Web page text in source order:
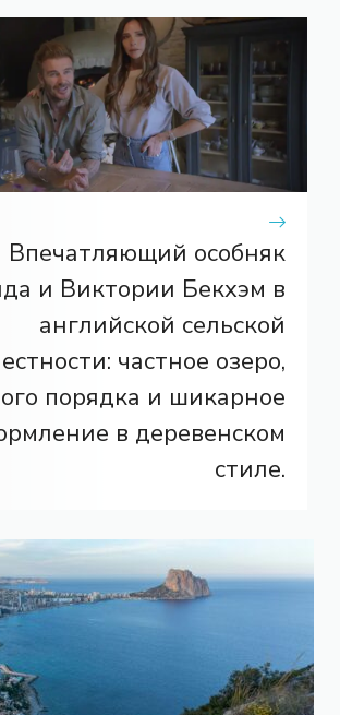
Впечатляющий особняк
и Виктории Бекхэм в
английской сельской
частное озеро,
порядка и шикарное
в деревенском
стиле.